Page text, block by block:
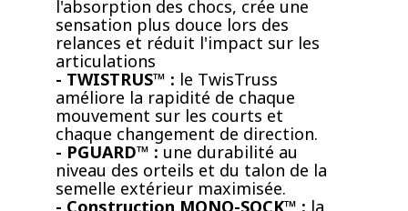
l'absorption des chocs, crée une
sensation plus douce lors des
relances et réduit l'impact sur les
articulations
- TWISTRUS™ : le TwisTruss
améliore la rapidité de chaque
mouvement sur les courts et
chaque changement de direction.
- PGUARD™ : une durabilité au
niveau des orteils et du talon de la
semelle extérieur maximisée.